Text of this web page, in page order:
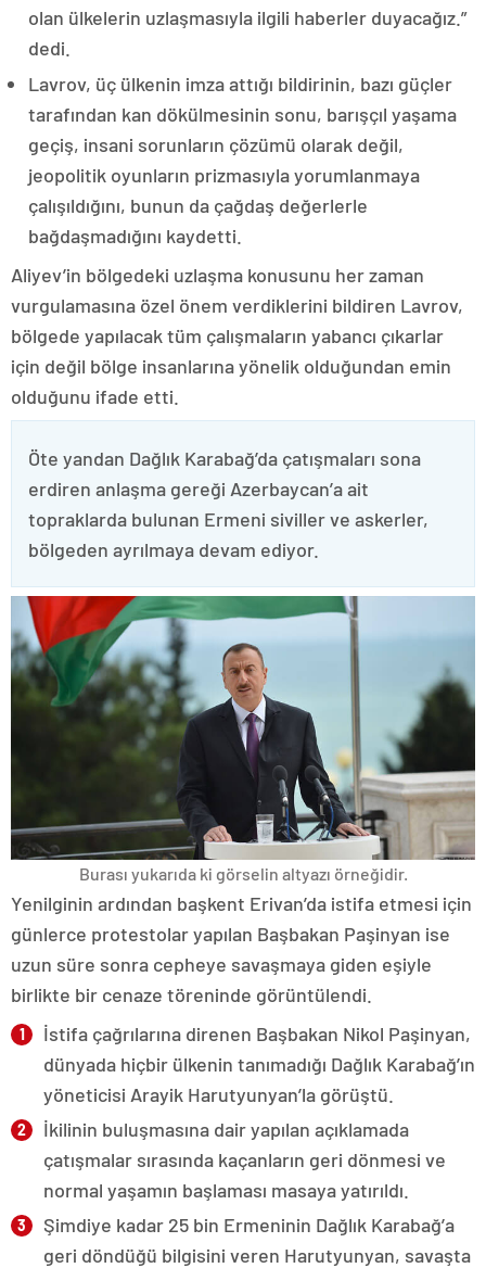
olan ülkelerin uzlaşmasıyla ilgili haberler duyacağız.”
dedi.
Lavrov, üç ülkenin imza attığı bildirinin, bazı güçler
tarafından kan dökülmesinin sonu, barışçıl yaşama
geçiş, insani sorunların çözümü olarak değil,
jeopolitik oyunların prizmasıyla yorumlanmaya
çalışıldığını, bunun da çağdaş değerlerle
bağdaşmadığını kaydetti.
Aliyev’in bölgedeki uzlaşma konusunu her zaman
vurgulamasına özel önem verdiklerini bildiren Lavrov,
bölgede yapılacak tüm çalışmaların yabancı çıkarlar
için değil bölge insanlarına yönelik olduğundan emin
olduğunu ifade etti.
Öte yandan Dağlık Karabağ’da çatışmaları sona
erdiren anlaşma gereği Azerbaycan’a ait
topraklarda bulunan Ermeni siviller ve askerler,
bölgeden ayrılmaya devam ediyor.
Burası yukarıda ki görselin altyazı örneğidir.
Yenilginin ardından başkent Erivan’da istifa etmesi için
günlerce protestolar yapılan Başbakan Paşinyan ise
uzun süre sonra cepheye savaşmaya giden eşiyle
birlikte bir cenaze töreninde görüntülendi.
İstifa çağrılarına direnen Başbakan Nikol Paşinyan,
dünyada hiçbir ülkenin tanımadığı Dağlık Karabağ’ın
yöneticisi Arayik Harutyunyan’la görüştü.
İkilinin buluşmasına dair yapılan açıklamada
çatışmalar sırasında kaçanların geri dönmesi ve
normal yaşamın başlaması masaya yatırıldı.
Şimdiye kadar 25 bin Ermeninin Dağlık Karabağ’a
geri döndüğü bilgisini veren Harutyunyan, savaşta